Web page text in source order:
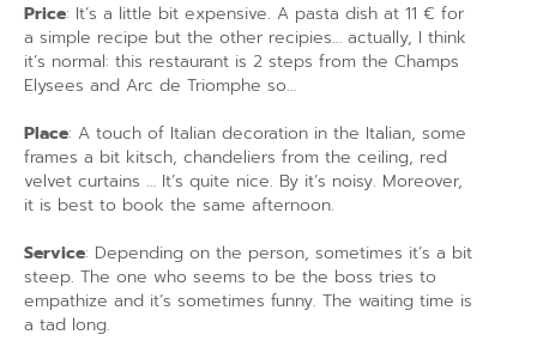
Price: It’s a little bit expensive. A pasta dish at 11 € for
a simple recipe but the other recipies… actually, I think
it’s normal: this restaurant is 2 steps from the Champs
Elysees and Arc de Triomphe so…
Place: A touch of Italian decoration in the Italian, some
frames a bit kitsch, chandeliers from the ceiling, red
velvet curtains … It’s quite nice. By it’s noisy. Moreover,
it is best to book the same afternoon.
Service: Depending on the person, sometimes it’s a bit
steep. The one who seems to be the boss tries to
empathize and it’s sometimes funny. The waiting time is
a tad long.